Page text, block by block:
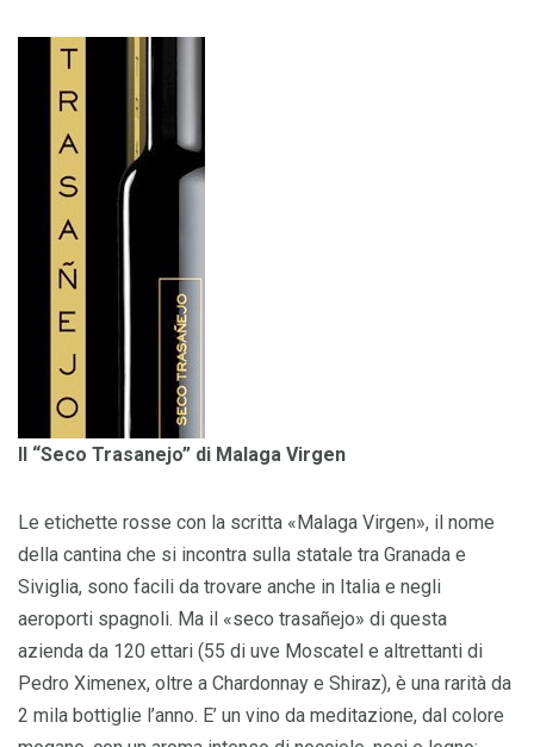
Il “Seco Trasanejo” di Malaga Virgen
Le etichette rosse con la scritta «Malaga Virgen», il nome
della cantina che si incontra sulla statale tra Granada e
Siviglia, sono facili da trovare anche in Italia e negli
aeroporti spagnoli. Ma il «seco trasañejo» di questa
azienda da 120 ettari (55 di uve Moscatel e altrettanti di
Pedro Ximenex, oltre a Chardonnay e Shiraz), è una rarità da
2 mila bottiglie l’anno. E’ un vino da meditazione, dal colore